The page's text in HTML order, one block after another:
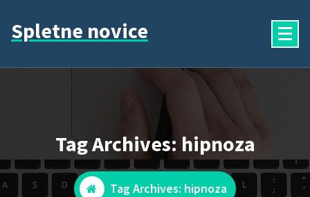
content
Spletne novice
Tag Archives: hipnoza
Tag Archives: hipnoza